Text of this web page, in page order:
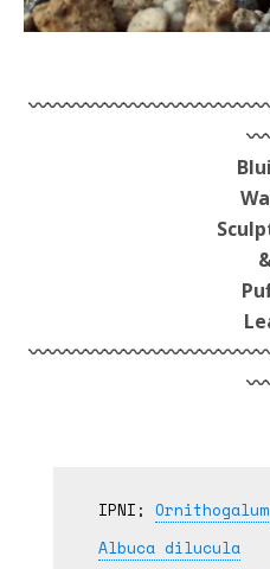
〰︎〰︎〰︎〰︎〰︎〰︎〰︎〰︎〰︎〰︎〰︎〰︎
〰︎
〰︎〰︎〰︎〰︎〰︎〰︎〰︎〰︎〰︎〰︎〰︎〰︎
〰︎
IPNI;
Albuca dilucula